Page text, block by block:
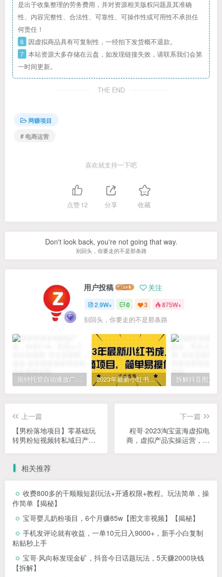
是出于收集整理的劳务费用，并对资源相关版权问题及其准确
性、内容完整性、合法性、可靠性、可操作性或可用性不承担任
何责任！
6 因虚拟商品具有可复制性，一经拍下发货概不退款。
7 本站资源大多存储在云盘，如发现链接失效，请联系我们会第
一时间更新。
THE END
网赚项目
# 电商运营
喜欢就支持一下吧
点赞12 分享 收藏
Don't look back, you're not going that way.
别回头，你要走的不是那条路
用户投稿 关注
2.9W+ 0 3 875W+
别回头，你要走的不是那条路
闹钟托管自动播放广告，单机5-10，无需人工操作 2023年最新小红书成人电商项目，简单易操作【详细教程】
上一篇
【男粉落地项目】零基础玩
转男粉短视频转私域日产
下一篇
程哥·2023淘宝蓝海虚拟电
商，虚拟产品实操运营，蓝
相关推荐
收费800多的千顺顺短剧玩法+开通权限+教程。玩法简单，操
作简单【揭秘】
宝哥婴儿奶粉项目，6个月赚85w【图文非视频】【揭秘】
手机发评论就有收益，一单10元日入9000+，新手小白复制
粘贴秒上手
宝哥·风向标发现金矿，抖音今日话题玩法，5天赚2000块钱
【拆解】